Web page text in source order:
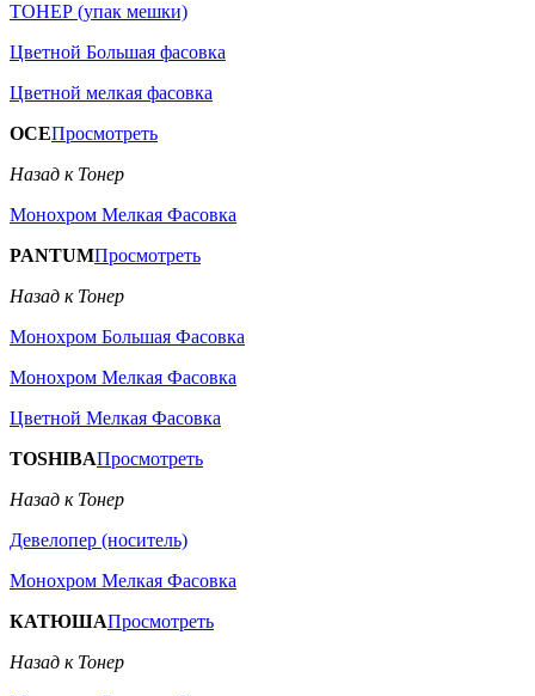
ТОНЕР (упак мешки)
Цветной Большая фасовка
Цветной мелкая фасовка
OCEПросмотреть
Назад к Тонер
Монохром Мелкая Фасовка
PANTUMПросмотреть
Назад к Тонер
Монохром Большая Фасовка
Монохром Мелкая Фасовка
Цветной Мелкая Фасовка
TOSHIBAПросмотреть
Назад к Тонер
Девелопер (носитель)
Монохром Мелкая Фасовка
КАТЮШАПросмотреть
Назад к Тонер